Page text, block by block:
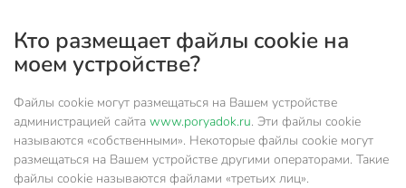
Кто размещает файлы cookie на
моем устройстве?
Файлы cookie могут размещаться на Вашем устройстве
администрацией сайта www.poryadok.ru. Эти файлы cookie
называются «собственными». Некоторые файлы cookie могут
размещаться на Вашем устройстве другими операторами. Такие
файлы cookie называются файлами «третьих лиц».